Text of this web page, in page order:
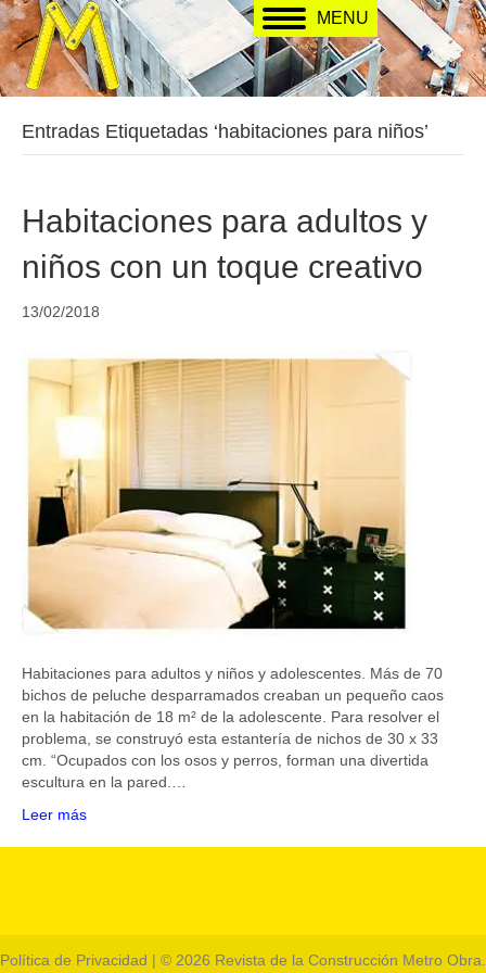
MENU
Entradas Etiquetadas ‘habitaciones para niños’
Habitaciones para adultos y
niños con un toque creativo
13/02/2018
Habitaciones para adultos y niños y adolescentes. Más de 70
bichos de peluche desparramados creaban un pequeño caos
en la habitación de 18 m² de la adolescente. Para resolver el
problema, se construyó esta estantería de nichos de 30 x 33
cm. “Ocupados con los osos y perros, forman una divertida
escultura en la pared.…
Leer más
Política de Privacidad | © 2026 Revista de la Construcción Metro Obra.